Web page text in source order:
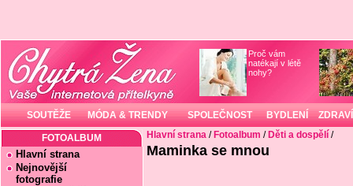
Proč vám
natékají v létě
nohy?
SOUTĚŽE MÓDA & TRENDY SPOLEČNOST BYDLENÍ ZDRAVÍ
FOTOALBUM
Hlavní strana
Nejnovější
fotografie
Hlavní strana / Fotoalbum / Děti a dospělí /
Maminka se mnou